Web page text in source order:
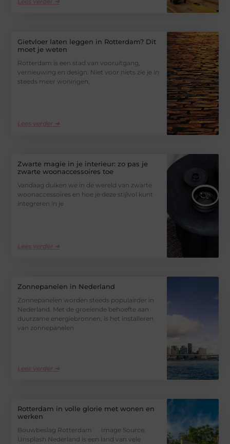
Gietvloer laten leggen in Rotterdam? Dit
moet je weten
Rotterdam is een stad van vooruitgang,
vernieuwing en design. Niet voor niets zie je in
steeds meer woningen,
Lees verder ➜
Zwarte magie in je interieur: zo pas je
zwarte woonaccessoires toe
Vandaag duiken we in de wereld van zwarte
woonaccessoires en hoe je deze stijlvol kunt
integreren in je
Lees verder ➜
Zonnepanelen in Nederland
Zonnepanelen worden steeds populairder in
Nederland. Met de groeiende behoefte aan
duurzame energiebronnen, is het installeren
van zonnepanelen
Lees verder ➜
Rotterdam in volle glorie met wonen en
werken
Bouwbeslag Rotterdam ‍ Image Source:
Unsplash‍ Nederland is een land van vele